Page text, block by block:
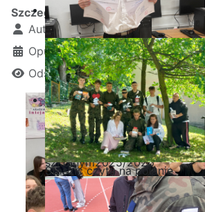
Ostatnia garść certyfikatów
Akademii CISCO w roku
szkolnym2025/2026
Staszic czyta na polanie
Szczegóły
Autor: Kamil Krosta
Opublikowano: 04 grudzień 2025
Odsłon: 762